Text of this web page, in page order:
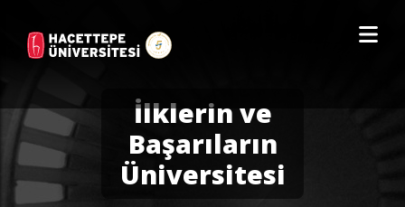
İlklerin ve
Başarıların
Üniversitesi